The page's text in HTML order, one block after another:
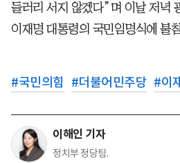
들러리 서지 않겠다”며 이날 저녁
이재명 대통령의 국민임명식에 불
#국민의힘 #더불어민주당 #이
이해인 기자
정치부 정당팀.